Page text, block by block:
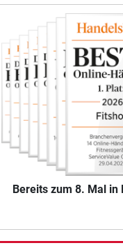
Bereits zum 8. Mal in